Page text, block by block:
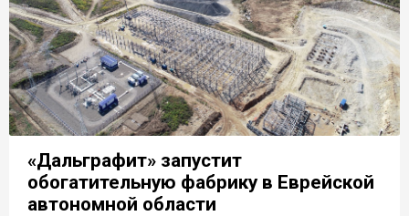
«Дальграфит» запустит
обогатительную фабрику в Еврейской
автономной области